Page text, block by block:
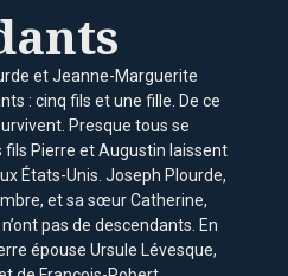
et Jeanne-Marguerite
: cinq fils et une fille. De ce
Presque tous se
Pierre et Augustin laissent
États-Unis. Joseph Plourde,
et sa sœur Catherine,
pas de descendants. En
épouse Ursule Lévesque,